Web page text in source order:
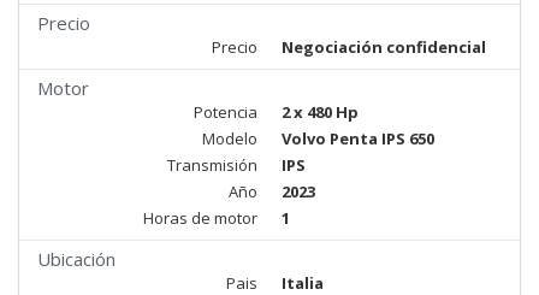
Precio
Precio Negociación confidencial
Motor
Potencia
2 x 480 Hp
Modelo
Volvo Penta IPS 650
Transmisión
IPS
Año
2023
Horas de motor
1
Ubicación
Pais
Italia